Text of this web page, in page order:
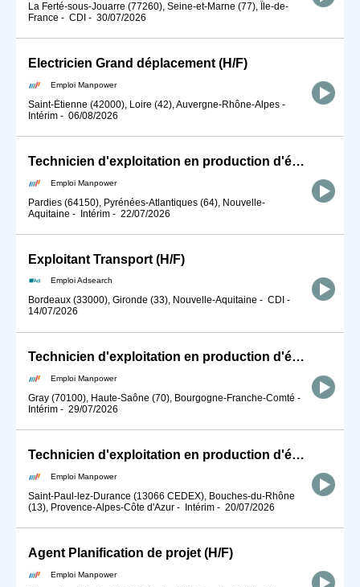
La Ferté-sous-Jouarre (77260), Seine-et-Marne (77), Île-de-
France - CDI - 30/07/2026
Electricien Grand déplacement (H/F)
Emploi Manpower
Saint-Étienne (42000), Loire (42), Auvergne-Rhône-Alpes -
Intérim - 06/08/2026
Technicien d'exploitation en production d'énergie mécanique (H/F)
Emploi Manpower
Pardies (64150), Pyrénées-Atlantiques (64), Nouvelle-
Aquitaine - Intérim - 22/07/2026
Exploitant Transport (H/F)
Emploi Adsearch
Bordeaux (33000), Gironde (33), Nouvelle-Aquitaine - CDI -
14/07/2026
Technicien d'exploitation en production d'énergie (H/F)
Emploi Manpower
Gray (70100), Haute-Saône (70), Bourgogne-Franche-Comté -
Intérim - 29/07/2026
Technicien d'exploitation en production d'énergie (H/F)
Emploi Manpower
Saint-Paul-lez-Durance (13066 CEDEX), Bouches-du-Rhône
(13), Provence-Alpes-Côte d'Azur - Intérim - 20/07/2026
Agent Planification de projet (H/F)
Emploi Manpower